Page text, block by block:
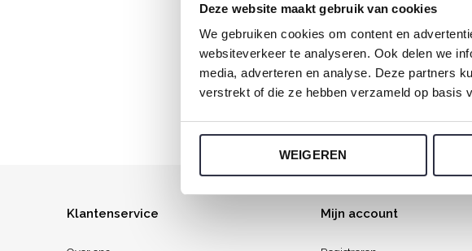
Deze website maakt gebruik van cookies
We gebruiken cookies om content en
websiteverkeer te analyseren. Ook delen we
media, adverteren en analyse. Deze partners
verstrekt of die ze hebben verzameld op basis
WEIGEREN
Elke zondagochtend
Klantenservice Mijn account